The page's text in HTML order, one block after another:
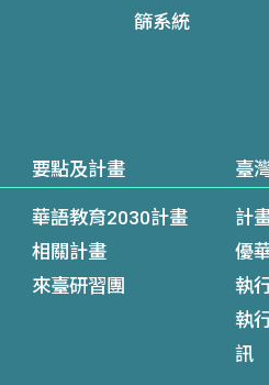
篩系統
要點及計畫
華語教育2030計畫
相關計畫
來臺研習團
臺
計
優
執
執
訊